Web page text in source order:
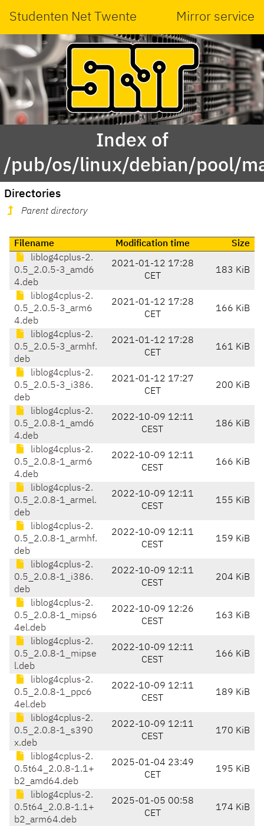
Studenten Net Twente Mirror service
Index of
/pub/os/linux/debian/pool/
Directories
Parent directory
Filename Modification time
Size
liblog4cplus-2.
0.5_2.0.5-3_amd6
4.deb
2021-01-12 17:28
CET
183 KiB
liblog4cplus-2.
0.5_2.0.5-3_arm6
4.deb
2021-01-12 17:28
CET
166 KiB
liblog4cplus-2.
0.5_2.0.5-3_armhf.
deb
2021-01-12 17:28
CET
161 KiB
liblog4cplus-2.
0.5_2.0.5-3_i386.
deb
2021-01-12 17:27
CET
200 KiB
liblog4cplus-2.
0.5_2.0.8-1_amd6
4.deb
2022-10-09 12:11
CEST
186 KiB
liblog4cplus-2.
0.5_2.0.8-1_arm6
4.deb
2022-10-09 12:11
CEST
166 KiB
liblog4cplus-2.
0.5_2.0.8-1_armel.
deb
2022-10-09 12:11
CEST
155 KiB
liblog4cplus-2.
0.5_2.0.8-1_armhf.
deb
2022-10-09 12:11
CEST
159 KiB
liblog4cplus-2.
0.5_2.0.8-1_i386.
deb
2022-10-09 12:11
CEST
204 KiB
liblog4cplus-2.
0.5_2.0.8-1_mips6
4el.deb
2022-10-09 12:26
CEST
163 KiB
liblog4cplus-2.
0.5_2.0.8-1_mipse
l.deb
2022-10-09 12:11
CEST
166 KiB
liblog4cplus-2.
0.5_2.0.8-1_ppc6
4el.deb
2022-10-09 12:11
CEST
189 KiB
liblog4cplus-2.
0.5_2.0.8-1_s390
x.deb
2022-10-09 12:11
CEST
170 KiB
liblog4cplus-2.
0.5t64_2.0.8-1.1+
b2_amd64.deb
2025-01-04 23:49
CET
195 KiB
liblog4cplus-2.
0.5t64_2.0.8-1.1+
b2_arm64.deb
2025-01-05 00:58
CET
174 KiB